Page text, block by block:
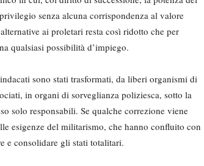
senza alcuna corrispondenza al valore
ai proletari resta così ridotto che per
qualsiasi possibilità d’impiego.
sono stati trasformati, da liberi organismi di
in organi di sorveglianza poliziesca, sotto la
solo responsabili. Se qualche correzione viene
esigenze del militarismo, che hanno confluito con
e consolidare gli stati totalitari.